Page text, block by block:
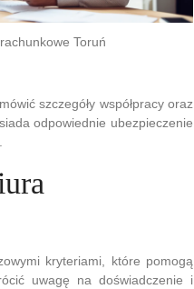
Toruń
szczegóły współpracy oraz
odpowiednie ubezpieczenie
kryteriami, które pomogą
uwagę na doświadczenie i